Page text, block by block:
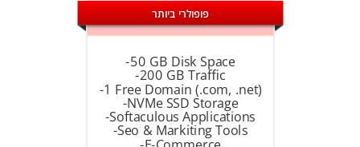
פופולרי ביותר
-50 GB Disk Space
-200 GB Traffic
-1 Free Domain (.com, .net)
-NVMe SSD Storage
-Softaculous Applications
-Seo & Markiting Tools